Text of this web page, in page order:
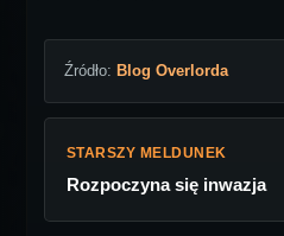
Źródło: Blog Overlorda
STARSZY MELDUNEK
Rozpoczyna się inwazja